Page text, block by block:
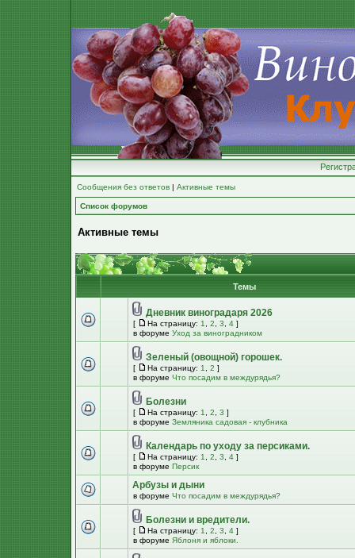
Сообщения без ответов | Активные темы
Список форумов
Активные темы
Темы
Дневник виноградаря 2026
[ На страницу: 1 2 3 4 ]
в форуме Уход за виноградником
Зеленый (овощной) горошек.
[ На страницу: 1 2 ]
в форуме Что посадим в междурядья?
Болезни
[ На страницу: 1 2 3 ]
в форуме Земляника садовая - клубника
Календарь по уходу за персиками.
[ На страницу: 1 2 3 4 ]
в форуме Персик
Арбузы и дыни
в форуме Что посадим в междурядья?
Болезни и вредители.
[ На страницу: 1 2 3 4 ]
в форуме Яблоня и яблоки.